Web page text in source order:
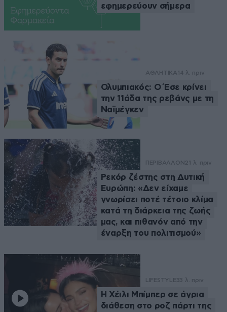
εφημερεύουν σήμερα
ΑΘΛΗΤΙΚΑ 14 λ. πριν
Ολυμπιακός: Ο Έσε κρίνει
την 11άδα της ρεβάνς με τη
Ναϊμέγκεν
ΠΕΡΙΒΑΛΛΟΝ21 λ. πριν
Ρεκόρ ζέστης στη Δυτική
Ευρώπη: «Δεν είχαμε
γνωρίσει ποτέ τέτοιο κλίμα
κατά τη διάρκεια της ζωής
μας, και πιθανόν από την
έναρξη του πολιτισμού»
LIFESTYLE33 λ. πριν
Η Χέιλι Μπίμπερ σε άγρια
διάθεση στο ροζ πάρτι της